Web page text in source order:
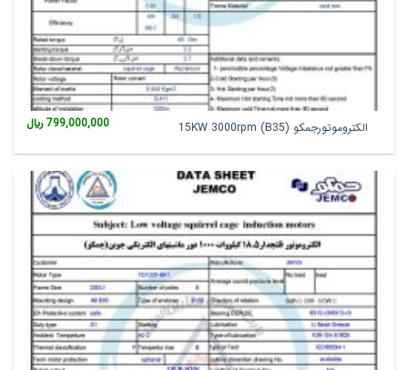
الکتروموتورجمکو 15KW 3000rpm (B35) 799,000,000 ﷼